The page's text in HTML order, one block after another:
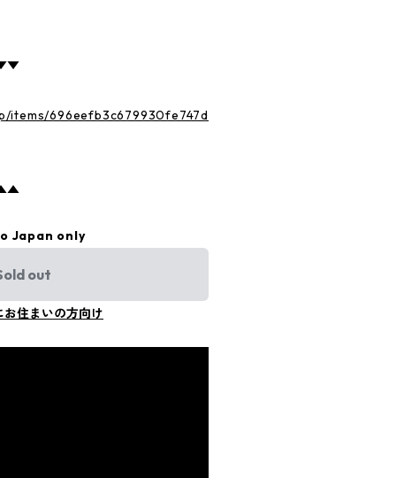
items/696eefb3c679930fe747d
Japan only
out
お住まいの方向け